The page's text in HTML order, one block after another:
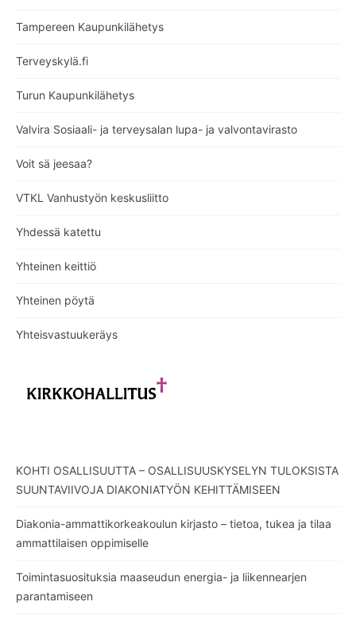
Tampereen Kaupunkilähetys
Terveyskylä.fi
Turun Kaupunkilähetys
Valvira Sosiaali- ja terveysalan lupa- ja valvontavirasto
Voit sä jeesaa?
VTKL Vanhustyön keskusliitto
Yhdessä katettu
Yhteinen keittiö
Yhteinen pöytä
Yhteisvastuukeräys
KOHTI OSALLISUUTTA – OSALLISUUSKYSELYN TULOKSISTA
SUUNTAVIIVOJA DIAKONIATYÖN KEHITTÄMISEEN
Diakonia-ammattikorkeakoulun kirjasto – tietoa, tukea ja tilaa
ammattilaisen oppimiselle
Toimintasuosituksia maaseudun energia- ja liikennearjen
parantamiseen